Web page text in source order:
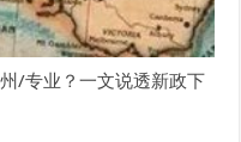
/专业？一文说透新政下